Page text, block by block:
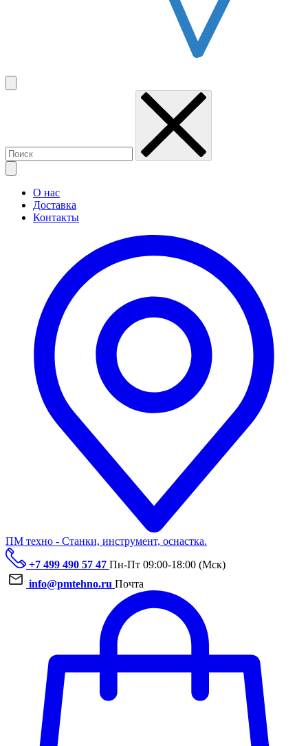
О нас
Доставка
Контакты
ПМ техно - Станки, инструмент, оснастка.
+7 499 490 57 47 Пн-Пт 09:00-18:00 (Мск)
info@pmtehno.ru Почта